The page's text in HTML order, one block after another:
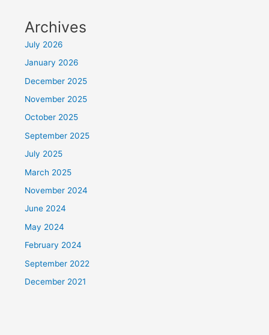
Archives
July 2026
January 2026
December 2025
November 2025
October 2025
September 2025
July 2025
March 2025
November 2024
June 2024
May 2024
February 2024
September 2022
December 2021